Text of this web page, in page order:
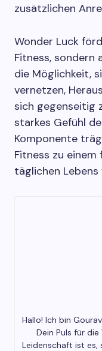
zusätzlichen
Wonder Luck
Fitness, sondern
die Möglichkeit,
vernetzen,
sich gegenseitig
starkes Gefühl
Komponente
Fitness zu
täglichen Lebens
Hallo! Ich bin
Dein Puls für
Leidenschaft ist es,